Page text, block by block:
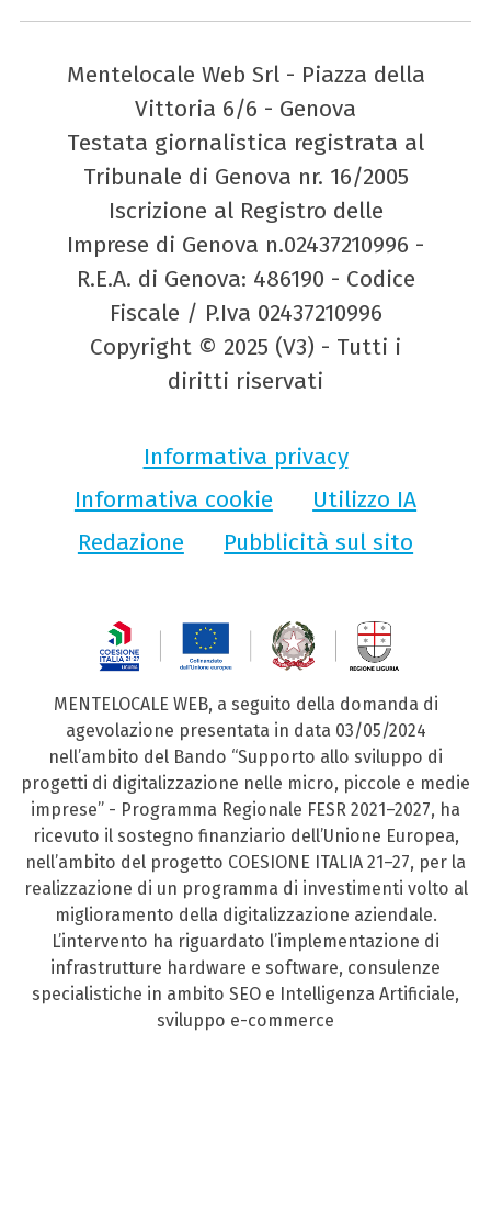
Mentelocale Web Srl - Piazza della
Vittoria 6/6 - Genova
Testata giornalistica registrata al
Tribunale di Genova nr. 16/2005
Iscrizione al Registro delle
Imprese di Genova n.02437210996 -
R.E.A. di Genova: 486190 - Codice
Fiscale / P.Iva 02437210996
Copyright © 2025 (V3) - Tutti i
diritti riservati
Informativa privacy
Informativa cookie
Utilizzo IA
Redazione
Pubblicità sul sito
MENTELOCALE WEB, a seguito della domanda di
agevolazione presentata in data 03/05/2024
nell’ambito del Bando “Supporto allo sviluppo di
progetti di digitalizzazione nelle micro, piccole e medie
imprese” - Programma Regionale FESR 2021–2027, ha
ricevuto il sostegno finanziario dell’Unione Europea,
nell’ambito del progetto COESIONE ITALIA 21–27, per la
realizzazione di un programma di investimenti volto al
miglioramento della digitalizzazione aziendale.
L’intervento ha riguardato l’implementazione di
infrastrutture hardware e software, consulenze
specialistiche in ambito SEO e Intelligenza Artificiale,
sviluppo e-commerce